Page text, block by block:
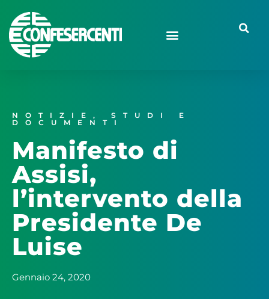
NOTIZIE , STUDI E
DOCUMENTI
Manifesto di
Assisi,
l’intervento della
Presidente De
Luise
Gennaio 24, 2020